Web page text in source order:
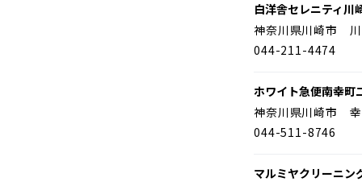
白洋舎セレニティ川
神奈川県川崎市 川
044-211-4474
ホワイト急便南幸町
神奈川県川崎市 幸
044-511-8746
マルミヤクリーニン